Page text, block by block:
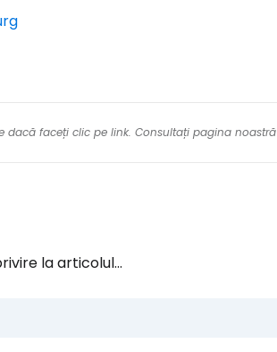
faceți clic pe link. Consultați pagina noastră
la articolul...